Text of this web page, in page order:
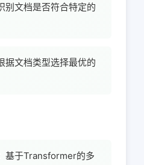
别文档是否符合特定的
据文档类型选择最优的
基于Transformer的多